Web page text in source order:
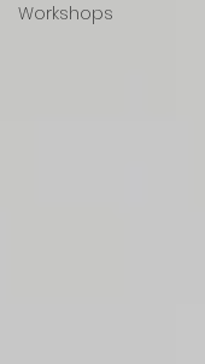
Workshops